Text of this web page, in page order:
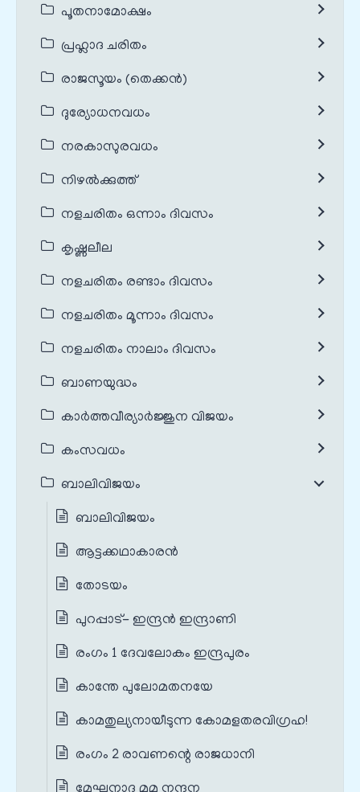
പൂതനാമോക്ഷം
പ്രഹ്ലാദ ചരിതം
രാജസൂയം (തെക്കൻ)
ദുര്യോധനവധം
നരകാസുരവധം
നിഴൽക്കുത്ത്
നളചരിതം ഒന്നാം ദിവസം
കൃഷ്ണലീല
നളചരിതം രണ്ടാം ദിവസം
നളചരിതം മൂന്നാം ദിവസം
നളചരിതം നാലാം ദിവസം
ബാണയുദ്ധം
കാർത്തവീര്യാർജ്ജുന വിജയം
കംസവധം
ബാലിവിജയം
ബാലിവിജയം
ആട്ടക്കഥാകാരൻ
തോടയം
പുറപ്പാട്- ഇന്ദ്രൻ ഇന്ദ്രാണി
രംഗം 1 ദേവലോകം ഇന്ദ്രപുരം
കാന്തേ പുലോമതനയേ
കാമതുല്യനായീടുന്ന കോമളതരവിഗ്രഹ!
രംഗം 2 രാവണന്റെ രാജധാനി